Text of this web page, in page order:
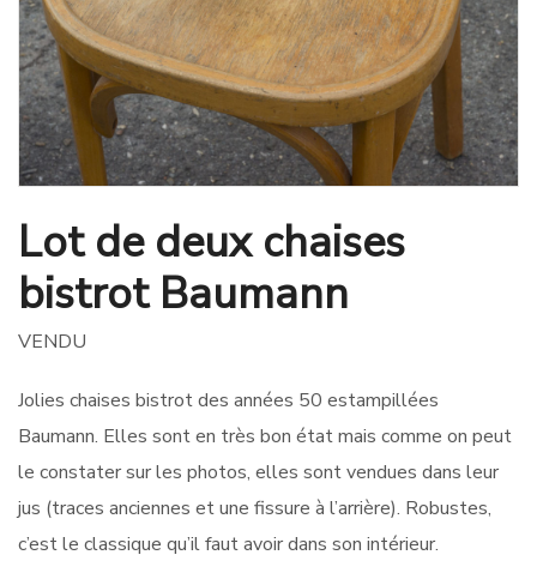
Lot de deux chaises
bistrot Baumann
VENDU
Jolies chaises bistrot des années 50 estampillées
Baumann. Elles sont en très bon état mais comme on peut
le constater sur les photos, elles sont vendues dans leur
jus (traces anciennes et une fissure à l’arrière). Robustes,
c’est le classique qu’il faut avoir dans son intérieur.